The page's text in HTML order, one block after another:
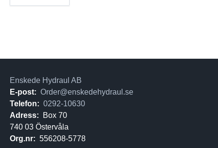
Enskede Hydraul AB
E-post: Order@enskedehydraul.se
Telefon: 0292-10630
Adress:
Box 70
740 03 Östervåla
Org.nr: 556208-5778